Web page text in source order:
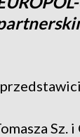
Sz.